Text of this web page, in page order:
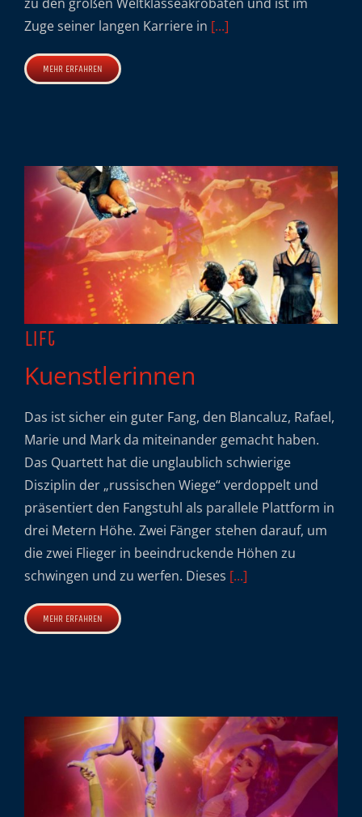
zu den großen Weltklasseakrobaten und ist im
Zuge seiner langen Karriere in [...]
MEHR ERFAHREN
Lift
Kuenstlerinnen
Das ist sicher ein guter Fang, den Blancaluz, Rafael,
Marie und Mark da miteinander gemacht haben.
Das Quartett hat die unglaublich schwierige
Disziplin der „russischen Wiege“ verdoppelt und
präsentiert den Fangstuhl als parallele Plattform in
drei Metern Höhe. Zwei Fänger stehen darauf, um
die zwei Flieger in beeindruckende Höhen zu
schwingen und zu werfen. Dieses [...]
MEHR ERFAHREN